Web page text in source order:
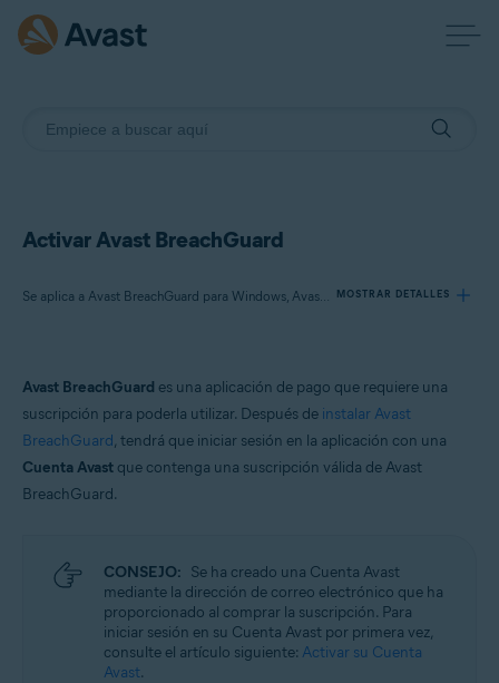
Activar Avast BreachGuard
Se aplica a Avast BreachGuard para Windows, Avast BreachGuard para Mac MOSTRAR DETALLES
Productos:
Avast BreachGuard 24.x para Windows
Sistemas operativos:
Microsoft Windows 8/Pro/Enterprise - 32 o 64 bits
Microsoft Windows 7 Home Basic/Home
Premium/Professional/Enterprise/Ultimate - Service Pack 1, 32 o 64 bits
Apple macOS 14.x (Sonoma)
Apple macOS 13.x (Ventura)
Avast BreachGuard es una aplicación de pago que requiere una
suscripción para poderla utilizar. Después de instalar Avast
BreachGuard, tendrá que iniciar sesión en la aplicación con una
Cuenta Avast que contenga una suscripción válida de Avast
BreachGuard.
CONSEJO: Se ha creado una Cuenta Avast
mediante la dirección de correo electrónico que ha
proporcionado al comprar la suscripción. Para
iniciar sesión en su Cuenta Avast por primera vez,
consulte el artículo siguiente: Activar su Cuenta
Avast.